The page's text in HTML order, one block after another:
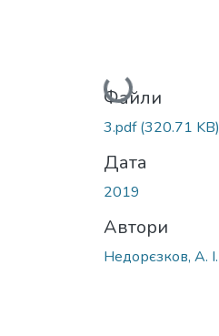
Вантажиться...
Файли
3.pdf(320.71 KB)
Дата
2019
Автори
Недорєзков, А. І.